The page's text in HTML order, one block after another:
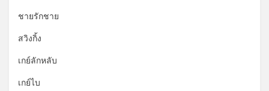
ชายรักชาย
สวิงกิ้ง
เกย์ลักหลับ
เกย์ไบ